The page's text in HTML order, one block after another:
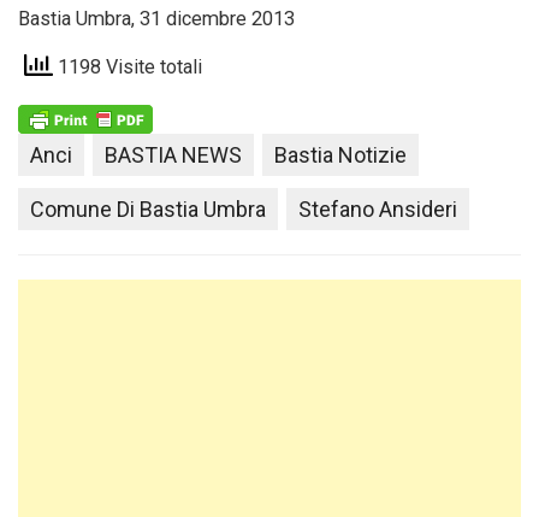
Bastia Umbra, 31 dicembre 2013
1198 Visite totali
Anci BASTIA NEWS Bastia Notizie
Comune Di Bastia Umbra Stefano Ansideri